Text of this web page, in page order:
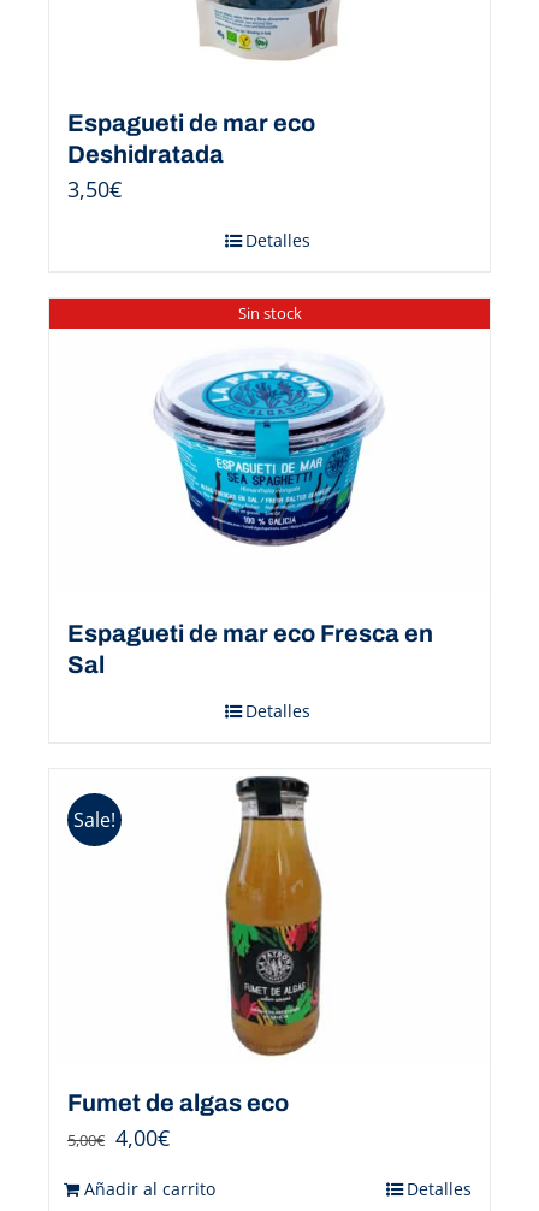
Espagueti de mar eco
Deshidratada
3,50€
Detalles
Sin stock
Espagueti de mar eco Fresca en
Sal
Detalles
Sale!
Fumet de algas eco
5,00€ 4,00€
Añadir al carrito Detalles